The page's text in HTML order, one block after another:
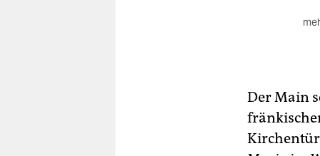
Der Main
Kirchentür